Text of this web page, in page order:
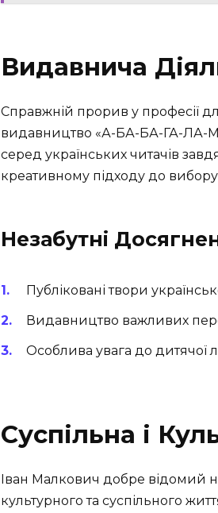
Видавнича
Справжній прорив у професії
видавництво «А-БА-БА-ГА-ЛА-
серед українських читачів
креативному підходу до вибору
Незабутні
Публіковані твори
Видавництво важливих
Особлива увага до дитячої
Суспільна і
Іван Малкович добре відомий
культурного та суспільного